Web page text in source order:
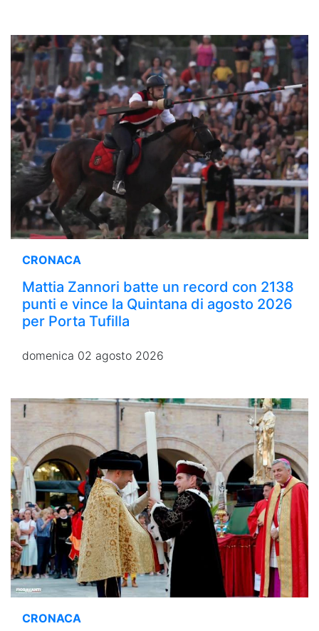
CRONACA
Mattia Zannori batte un record con 2138
punti e vince la Quintana di agosto 2026
per Porta Tufilla
domenica 02 agosto 2026
CRONACA